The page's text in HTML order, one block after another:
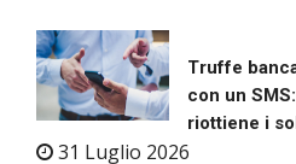
Truffe
con un
riottiene i
31 Luglio 2026